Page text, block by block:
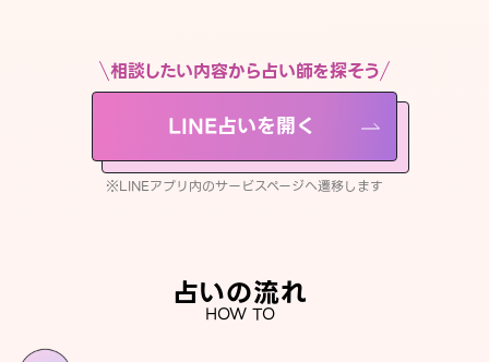
相談したい内容から占い師を探そう
LINE占いを開く
※LINEアプリ内のサービスページへ遷移します
占いの流れ
HOW TO